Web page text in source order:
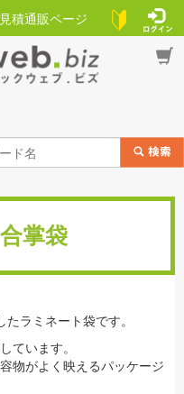
積通販ページ
掌袋
ラミネート袋です。
ています。
物がよく映えるパッケージ